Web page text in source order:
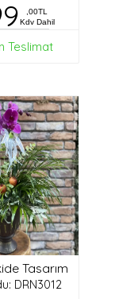
,00TL
Kdv Dahil
Teslimat
Tasarım
DRN3012